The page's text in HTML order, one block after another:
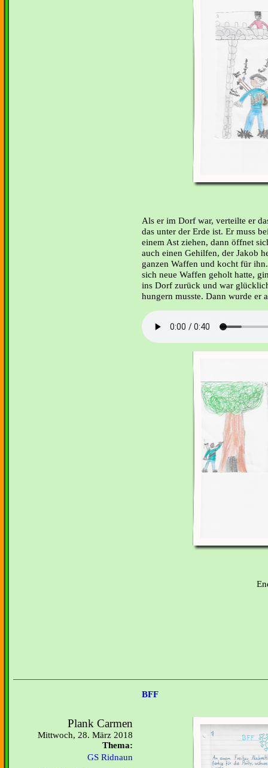
Als er im Dorf war, verteilte er
das unter der Erde ist. Er muss
einem Ast ziehen, dann öffnet
auch einen Gehilfen, der Jakob
ganzen Waffen und kocht für
sich neue Waffen geholt hatte,
ins Dorf zurück und war
hungern musste. Dann wurde er
BFF
Plank Carmen
Mittwoch, 28. März 2018
Thema:
GS Ridnaun